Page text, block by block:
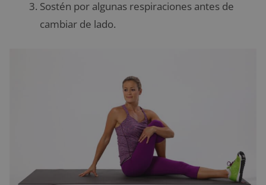
Sostén por algunas respiraciones antes de
cambiar de lado.